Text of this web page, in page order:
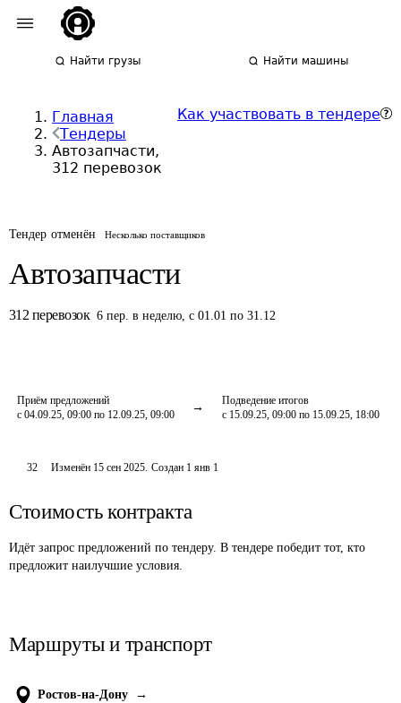
Найти грузы Найти машины
Главная
Тендеры
Автозапчасти,
312 перевозок
Как участвовать в тендере
Тендер отменён Несколько поставщиков
Автозапчасти
312 перевозок 6 пер. в неделю,с 01.01 по 31.12
Приём предложений
с 04.09.25, 09:00 по 12.09.25, 09:00
Подведение итогов
с 15.09.25, 09:00 по 15.09.25, 18:00
32 Изменён 15 сен 2025. Создан 1 янв 1
Стоимость контракта
Идёт запрос предложений по тендеру. В тендере победит тот, кто
предложит наилучшие условия.
Маршруты и транспорт
Ростов-на-Дону →